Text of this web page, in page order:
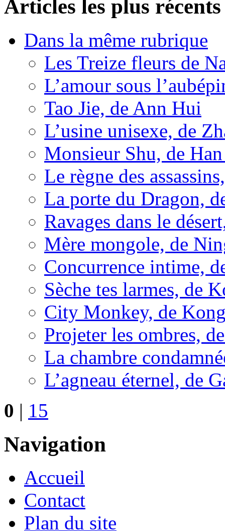
Articles les plus récents
Dans la même rubrique
Les Treize fleurs de
L’amour sous
Tao Jie, de Ann Hui
L’usine unisexe, de
Monsieur Shu, de
Le règne des
La porte du Dragon,
Ravages dans le
Mère mongole, de
Concurrence intime,
Sèche tes larmes, de
City Monkey, de
Projeter les ombres,
La chambre
L’agneau éternel, de
0 | 15
Navigation
Accueil
Contact
Plan du site